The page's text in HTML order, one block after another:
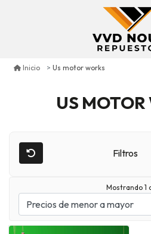
Inicio Us motor works
US MOTOR
Filtros
Mostrando 1